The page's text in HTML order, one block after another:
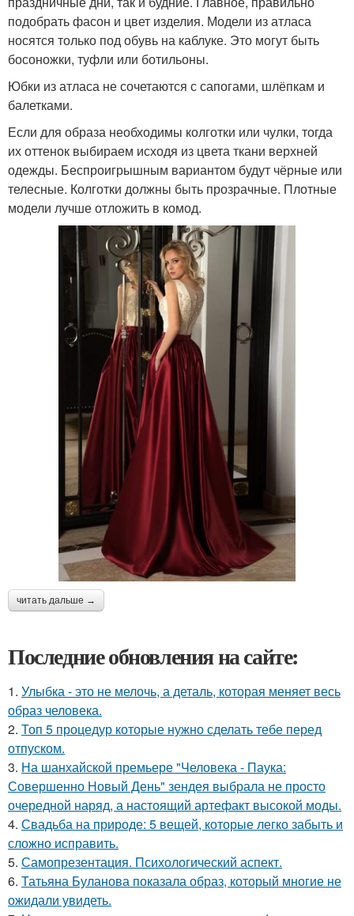
подобрать фасон и цвет изделия. Модели из атласа
носятся только под обувь на каблуке. Это могут быть
босоножки, туфли или ботильоны.
Юбки из атласа не сочетаются с сапогами, шлёпкам и
балетками.
Если для образа необходимы колготки или чулки, тогда
их оттенок выбираем исходя из цвета ткани верхней
одежды. Беспроигрышным вариантом будут чёрные или
телесные. Колготки должны быть прозрачные. Плотные
модели лучше отложить в комод.
читать дальше →
Последние обновления на сайте:
1. Улыбка - это не мелочь, а деталь, которая меняет весь
образ человека.
2. Топ 5 процедур которые нужно сделать тебе перед
отпуском.
3. На шанхайской премьере "Человека - Паука:
Совершенно Новый День" зендея выбрала не просто
очередной наряд, а настоящий артефакт высокой моды.
4. Свадьба на природе: 5 вещей, которые легко забыть и
сложно исправить.
5. Самопрезентация. Психологический аспект.
6. Татьяна Буланова показала образ, который многие не
ожидали увидеть.